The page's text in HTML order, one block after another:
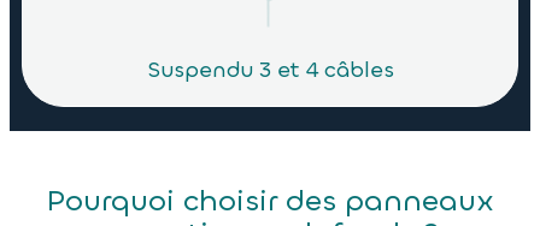
Suspendu 3 et 4 câbles
Pourquoi choisir des panneaux